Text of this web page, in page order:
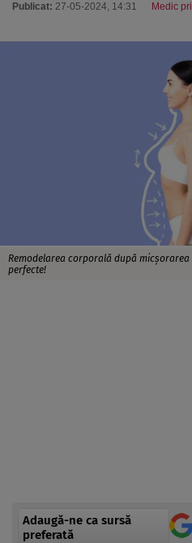
Publicat: 27-05-2024, 14:31 Medic
Remodelarea corporală după
perfecte!
Adaugă-ne ca sursă
preferată